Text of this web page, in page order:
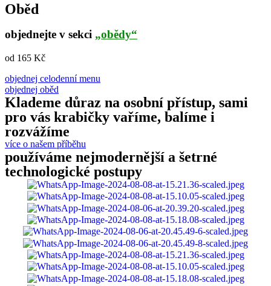
Oběd
objednejte v sekci „obědy“
od 165 Kč
objednej celodenní menu
objednej oběd
Klademe důraz na osobní přístup, sami
pro vás krabičky vaříme, balíme i
rozvážíme
více o našem příběhu
používáme nejmodernější a šetrné
technologické postupy